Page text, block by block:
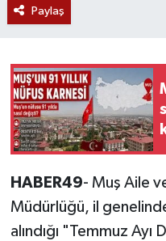
Paylaş
HABER49- Muş Aile
Müdürlüğü, il
alındığı "Temmuz
Bulanık
Malazgirt
Varto